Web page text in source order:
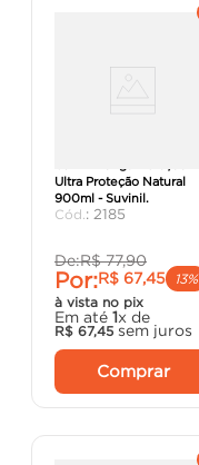
Ultra Proteção Natural
900ml - Suvinil.
: 2185
De:R$ 77,90
Por:R$ 67,45
13%
à vista no pix
Em até 1x de
R$ 67,45 sem juros
Comprar